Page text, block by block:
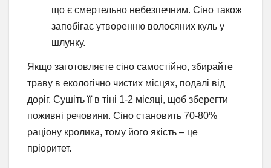
що є смертельно небезпечним. Сіно також
запобігає утворенню волосяних куль у
шлунку.
Якщо заготовляєте сіно самостійно, збирайте
траву в екологічно чистих місцях, подалі від
доріг. Сушіть її в тіні 1-2 місяці, щоб зберегти
поживні речовини. Сіно становить 70-80%
раціону кролика, тому його якість – це
пріоритет.